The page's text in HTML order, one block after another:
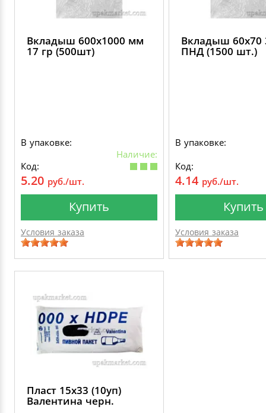
Вкладыш 600х1000 мм
17 гр (500шт)
В упаковке:
Наличие:
Код:
5.20 руб./шт.
Купить
Условия заказа
Вкладыш 60х70
ПНД (1500 шт.)
В упаковке:
Код:
4.14 руб./шт.
Купить
Условия заказа
Пласт 15х33 (10уп)
Валентина черн.